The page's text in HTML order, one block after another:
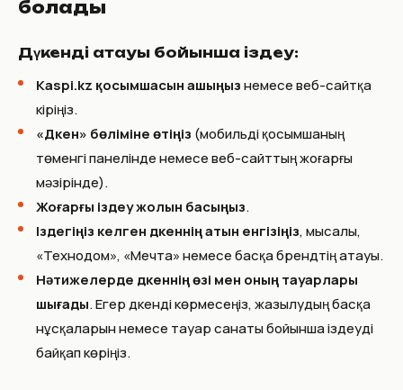
болады
Дүкенді атауы бойынша іздеу:
Kaspi.kz қосымшасын ашыңызнемесе веб-сайтқа
кіріңіз.
«Дүкен» бөліміне өтіңіз (мобильді қосымшаның
төменгі панелінде немесе веб-сайттың жоғарғы
мәзірінде).
Жоғарғы іздеу жолын басыңыз.
Іздегіңіз келген дүкеннің атын енгізіңіз, мысалы,
«Технодом», «Мечта» немесе басқа брендтің атауы.
Нәтижелерде дүкеннің өзі мен оның тауарлары
шығады. Егер дүкенді көрмесеңіз, жазылудың басқа
нұсқаларын немесе тауар санаты бойынша іздеуді
байқап көріңіз.